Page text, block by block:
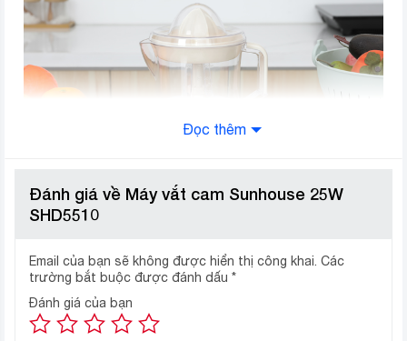
Vắt nhanh, tự động đảo chiều hạn
– Công suất hoạt động 25W, tốc độ vắt nhanh, tiết kiệm
thời gian và công sức.
– Máy vắt cam SHD5510 sở hữu tính năng tự động đảo
Đọc thêm
Đánh giá về Máy vắt cam Sunhouse 25W
SHD5510
Email của bạn sẽ không được hiển thị công khai. Các
trường bắt buộc được đánh dấu *
Đánh giá của bạn